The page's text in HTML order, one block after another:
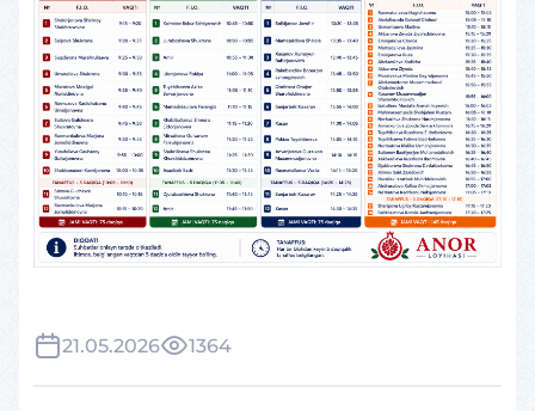
21.05.2026 1364